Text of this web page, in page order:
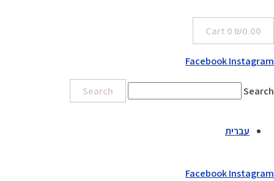
₪0.00
0
Cart
FacebookInstagram
Search
Search
עברית
FacebookInstagram